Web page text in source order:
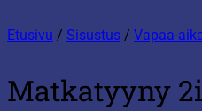
Etusivu / Sisustus / Vapaa-
Matkatyyny